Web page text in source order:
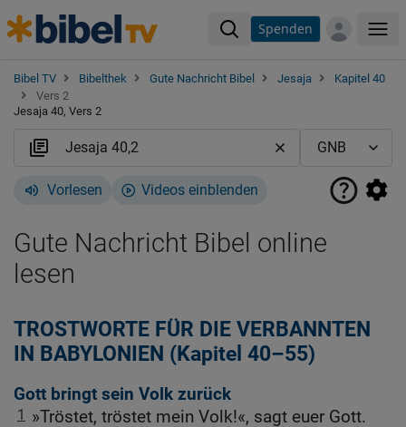
Spenden
Bibel TV Bibelthek Gute Nachricht Bibel Jesaja
Kapitel 40
Vers 2
Jesaja 40, Vers 2
Vorlesen Videos einblenden
Gute Nachricht Bibel online
lesen
TROSTWORTE FÜR DIE VERBANNTEN
IN BABYLONIEN (Kapitel 40–55)
Gott bringt sein Volk zurück
1 »Tröstet, tröstet mein Volk!«, sagt euer Gott.